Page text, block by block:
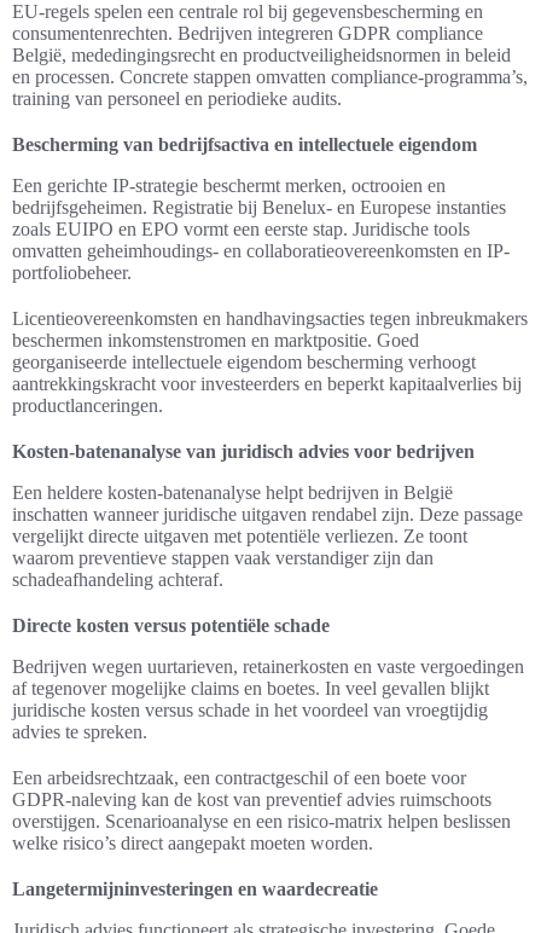
EU-regels spelen een centrale rol bij gegevensbescherming en
consumentenrechten. Bedrijven integreren GDPR compliance
België, mededingingsrecht en productveiligheidsnormen in beleid
en processen. Concrete stappen omvatten compliance-programma’s,
training van personeel en periodieke audits.
Bescherming van bedrijfsactiva en intellectuele eigendom
Een gerichte IP-strategie beschermt merken, octrooien en
bedrijfsgeheimen. Registratie bij Benelux- en Europese instanties
zoals EUIPO en EPO vormt een eerste stap. Juridische tools
omvatten geheimhoudings- en collaboratieovereenkomsten en IP-
portfoliobeheer.
Licentieovereenkomsten en handhavingsacties tegen inbreukmakers
beschermen inkomstenstromen en marktpositie. Goed
georganiseerde intellectuele eigendom bescherming verhoogt
aantrekkingskracht voor investeerders en beperkt kapitaalverlies bij
productlanceringen.
Kosten-batenanalyse van juridisch advies voor bedrijven
Een heldere kosten-batenanalyse helpt bedrijven in België
inschatten wanneer juridische uitgaven rendabel zijn. Deze passage
vergelijkt directe uitgaven met potentiële verliezen. Ze toont
waarom preventieve stappen vaak verstandiger zijn dan
schadeafhandeling achteraf.
Directe kosten versus potentiële schade
Bedrijven wegen uurtarieven, retainerkosten en vaste vergoedingen
af tegenover mogelijke claims en boetes. In veel gevallen blijkt
juridische kosten versus schade in het voordeel van vroegtijdig
advies te spreken.
Een arbeidsrechtzaak, een contractgeschil of een boete voor
GDPR-naleving kan de kost van preventief advies ruimschoots
overstijgen. Scenarioanalyse en een risico-matrix helpen beslissen
welke risico’s direct aangepakt moeten worden.
Langetermijninvesteringen en waardecreatie